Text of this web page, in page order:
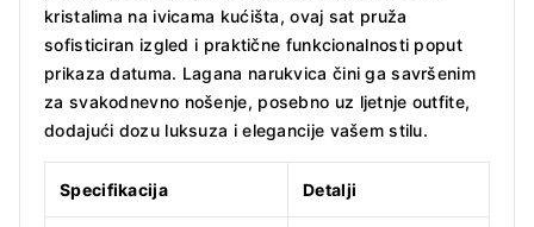
kristalima na ivicama kućišta, ovaj sat pruža
sofisticiran izgled i praktične funkcionalnosti poput
prikaza datuma. Lagana narukvica čini ga savršenim
za svakodnevno nošenje, posebno uz ljetnje outfite,
dodajući dozu luksuza i elegancije vašem stilu.
Specifikacija Detalji